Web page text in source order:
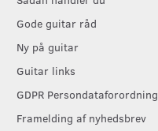
Gode guitar råd
Ny på guitar
Guitar links
GDPR Persondataforordning
Framelding af nyhedsbrev